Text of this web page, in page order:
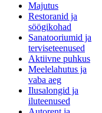
Majutus
Restoranid ja
söögikohad
Sanatooriumid ja
terviseteenused
Aktiivne puhkus
Meelelahutus ja
vaba aeg
Ilusalongid ja
iluteenused